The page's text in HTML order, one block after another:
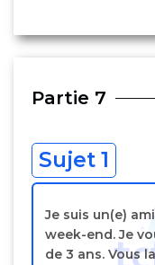
Partie 7
Sujet 1
Je suis un(e)
week-end. Je
de 3 ans. Vous